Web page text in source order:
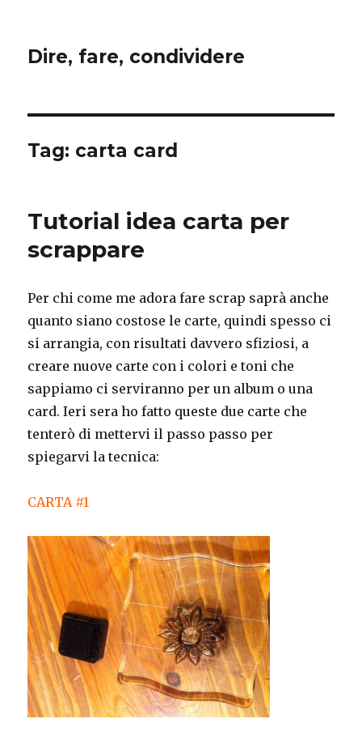
Dire, fare, condividere
Tag: carta card
Tutorial idea carta per
scrappare
Per chi come me adora fare scrap saprà anche
quanto siano costose le carte, quindi spesso ci
si arrangia, con risultati davvero sfiziosi, a
creare nuove carte con i colori e toni che
sappiamo ci serviranno per un album o una
card. Ieri sera ho fatto queste due carte che
tenterò di mettervi il passo passo per
spiegarvi la tecnica:
CARTA #1